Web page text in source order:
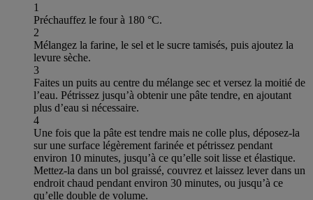
1
Préchauffez le four à 180 °C.
2
Mélangez la farine, le sel et le sucre tamisés, puis ajoutez la
levure sèche.
3
Faites un puits au centre du mélange sec et versez la moitié de
l’eau. Pétrissez jusqu’à obtenir une pâte tendre, en ajoutant
plus d’eau si nécessaire.
4
Une fois que la pâte est tendre mais ne colle plus, déposez-la
sur une surface légèrement farinée et pétrissez pendant
environ 10 minutes, jusqu’à ce qu’elle soit lisse et élastique.
Mettez-la dans un bol graissé, couvrez et laissez lever dans un
endroit chaud pendant environ 30 minutes, ou jusqu’à ce
qu’elle double de volume.